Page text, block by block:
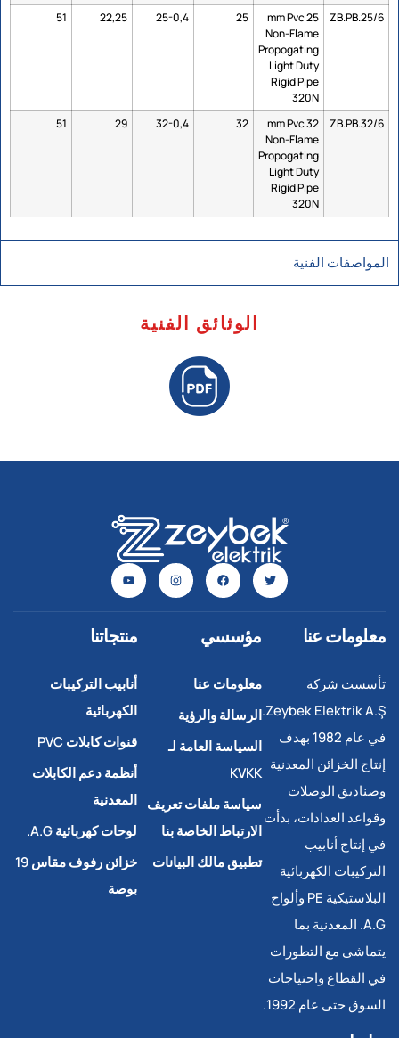
ZB.PB.25/6
25 mm Pvc
Non-Flame
Propogating
Light Duty
Rigid Pipe
320N
25
25-0,4
22,25
51
ZB.PB.32/6
32 mm Pvc
Non-Flame
Propogating
Light Duty
Rigid Pipe
320N
32
32-0,4
29
51
المواصفات الفنية
الوثائق الفنية
معلومات عنا
تأسست شركة
Zeybek Elektrik A.Ş.
في عام 1982 بهدف
إنتاج الخزائن المعدنية
وصناديق الوصلات
وقواعد العدادات، بدأت
في إنتاج أنابيب
التركيبات الكهربائية
البلاستيكية PE وألواح
A.G. المعدنية بما
يتماشى مع التطورات
في القطاع واحتياجات
السوق حتى عام 1992.
مؤسسي
معلومات عنا
الرسالة والرؤية
السياسة العامة لـ
KVKK
سياسة ملفات تعريف
الارتباط الخاصة بنا
تطبيق مالك البيانات
منتجاتنا
أنابيب التركيبات
الكهربائية
قنوات كابلات PVC
أنظمة دعم الكابلات
المعدنية
لوحات كهربائية A.G.
خزائن رفوف مقاس 19
بوصة